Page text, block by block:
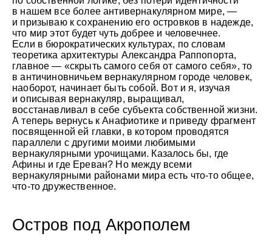
© Андрей Иванов
в нашем все более антивернакулярном мире, —
и призываю к сохранению его островков в надежде,
что мир этот будет чуть добрее и человечнее.
Если в бюрократических культурах, по словам
теоретика архитектуры Александра Раппопорта,
главное — «скрыть самого себя от самого себя», то
в античиновничьем вернакулярном городе человек,
наоборот, начинает быть собой. Вот и я, изучая
и описывая вернакуляр, выращивал,
восстанавливал в себе субъекта собственной жизни.
А теперь вернусь к Анафиотике и приведу фрагмент
посвященной ей главки, в котором проводятся
параллели с другими моими любимыми
вернакулярными урочищами. Казалось бы, где
Афины и где Ереван? Но между всеми
вернакулярными районами мира есть что-то общее,
что-то дружественное.
Остров под Акрополем